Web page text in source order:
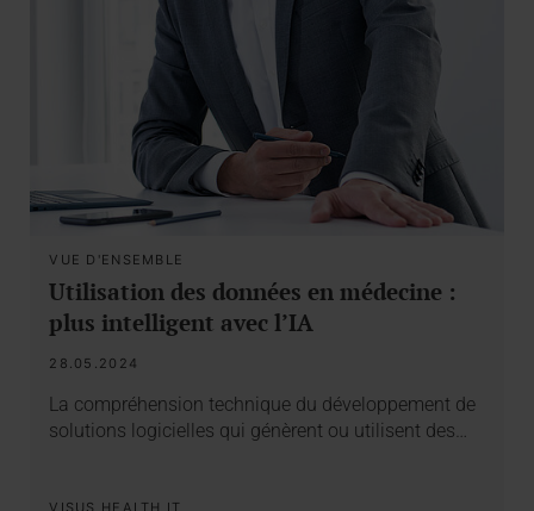
VUE D'ENSEMBLE
Utilisation des données en médecine :
plus intelligent avec l’IA
28.05.2024
La compréhension technique du développement de
solutions logicielles qui génèrent ou utilisent des…
VISUS HEALTH IT